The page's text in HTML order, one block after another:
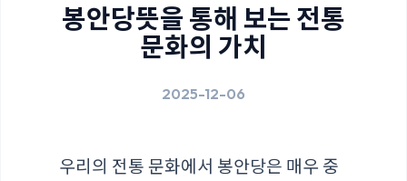
봉안당뜻을 통해 보는 전통
문화의 가치
2025-12-06
우리의 전통 문화에서 봉안당은 매우 중